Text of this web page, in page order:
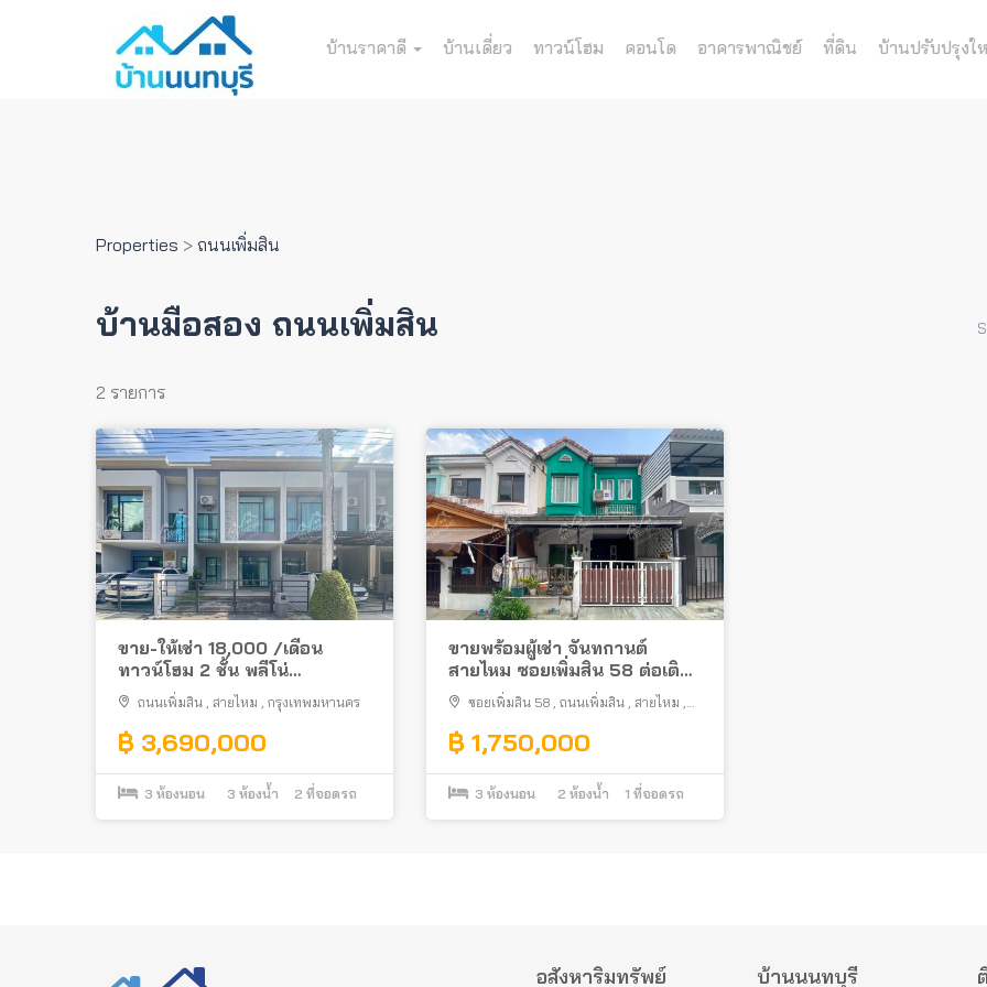
บ้านราคาดี บ้านเดี่ยว ทาวน์โฮม คอนโด อาคารพาณิชย์ ที่ดิน บ้านปรับปรุงใ
Properties > ถนนเพิ่มสิน
บ้านมือสอง ถนนเพิ่มสิน
2 รายการ
ขาย-ให้เช่า 18,000 /เดือน
ทาวน์โฮม 2 ชั้น พลีโน่
พหลโยธิน-วัชรพล 2 สภาพดี ติด
ถนนเพิ่มสิน สายไหม
ถนนเพิ่มสิน , สายไหม , กรุงเทพมหานคร
฿ 3,690,000
3 ห้องนอน 3 ห้องน้ำ 2 ที่จอดรถ
ขายพร้อมผู้เช่า จันทกานต์
สายไหม ซอยเพิ่มสิน 58 ต่อเติม
ครบ ทำเลดี ใกล้ตลาดออเงิน
ซอยเพิ่มสิน 58 , ถนนเพิ่มสิน , สายไหม ,
฿ 1,750,000
3 ห้องนอน 2 ห้องน้ำ 1 ที่จอดรถ
อสังหาริมทรัพย์ บ้านนนทบุรี